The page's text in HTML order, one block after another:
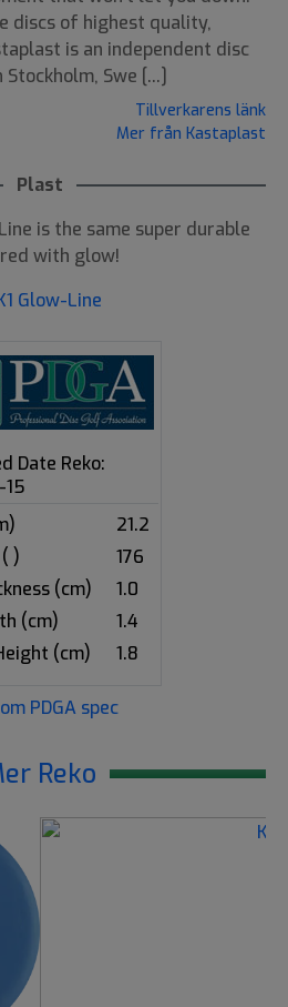
discs of highest quality,
is an independent disc
Swe [...]
Tillverkarens länk
Mer från Kastaplast
Plast
is the same super durable
with glow!
Date Reko:
15
21.2
)
176
(cm)
1.0
(cm)
1.4
(cm)
1.8
PDGA spec
Reko